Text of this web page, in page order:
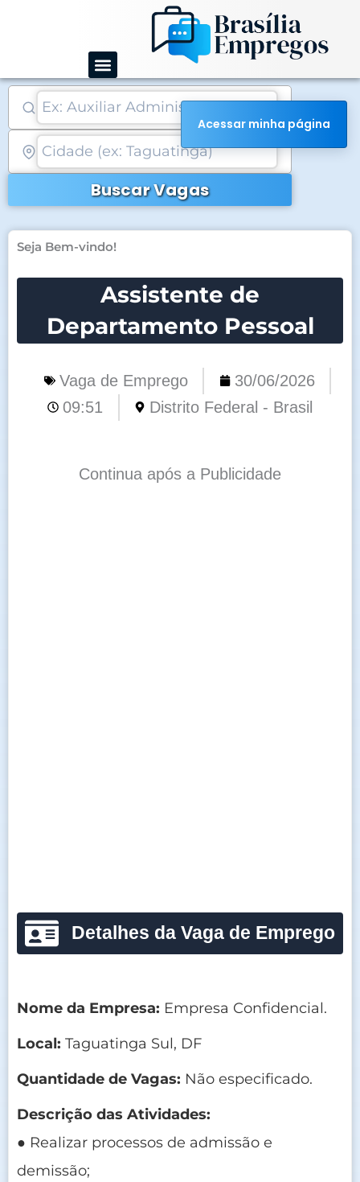
conteúdo
Buscar Vagas
Seja Bem-vindo!
Assistente de
Departamento Pessoal
Vaga de Emprego
30/06/2026
09:51
Distrito Federal - Brasil
Continua após a Publicidade
Detalhes da Vaga de Emprego
Nome da Empresa: Empresa Confidencial.
Local: Taguatinga Sul, DF
Quantidade de Vagas: Não especificado.
Descrição das Atividades:
● Realizar processos de admissão e
demissão;
Acessar minha página